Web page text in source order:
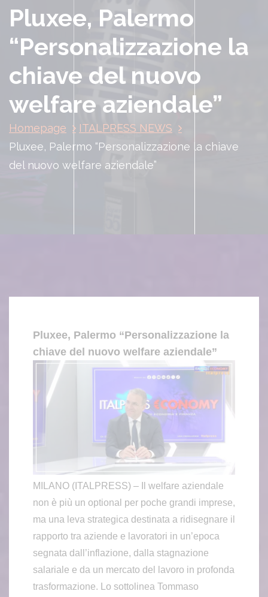
Pluxee, Palermo
“Personalizzazione la
chiave del nuovo
welfare aziendale”
Homepage
ITALPRESS NEWS
Pluxee, Palermo “Personalizzazione la chiave
del nuovo welfare aziendale”
Pluxee, Palermo “Personalizzazione la
chiave del nuovo welfare aziendale”
MILANO (ITALPRESS) – Il welfare aziendale
non è più un optional per poche grandi imprese,
ma una leva strategica destinata a ridisegnare il
rapporto tra aziende e lavoratori in un’epoca
segnata dall’inflazione, dalla stagnazione
salariale e da un mercato del lavoro in profonda
trasformazione. Lo sottolinea Tommaso